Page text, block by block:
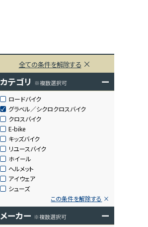
全ての条件を解除する
カテゴリ ※複数選択可 ー
ロードバイク
グラベル／シクロクロスバイク
クロスバイク
E-bike
キッズバイク
リユースバイク
ホイール
ヘルメット
アイウェア
シューズ
この条件を解除する
メーカー ※複数選択可 ー